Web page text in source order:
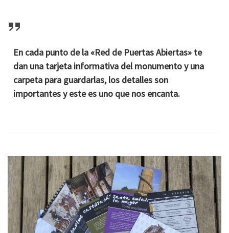
En cada punto de la «Red de Puertas Abiertas» te
dan una tarjeta informativa del monumento y una
carpeta para guardarlas, los detalles son
importantes y este es uno que nos encanta.